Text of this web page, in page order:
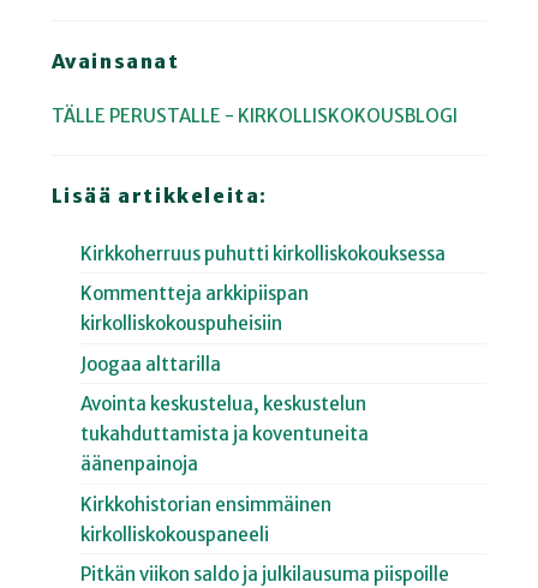
Avainsanat
TÄLLE PERUSTALLE - KIRKOLLISKOKOUSBLOGI
Lisää artikkeleita:
Kirkkoherruus puhutti kirkolliskokouksessa
Kommentteja arkkipiispan
kirkolliskokouspuheisiin
Joogaa alttarilla
Avointa keskustelua, keskustelun
tukahduttamista ja koventuneita
äänenpainoja
Kirkkohistorian ensimmäinen
kirkolliskokouspaneeli
Pitkän viikon saldo ja julkilausuma piispoille